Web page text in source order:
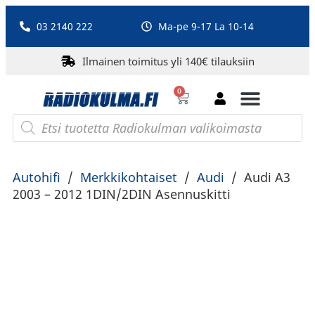
03 2140 222 Ma-pe 9-17 La 10-14
Ilmainen toimitus yli 140€ tilauksiin
0
Autohifi / Merkkikohtaiset / Audi / Audi A3
2003 – 2012 1DIN/2DIN Asennuskitti